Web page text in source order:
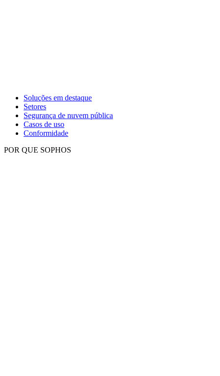
Soluções em destaque
Setores
Segurança de nuvem pública
Casos de uso
Conformidade
POR QUE SOPHOS